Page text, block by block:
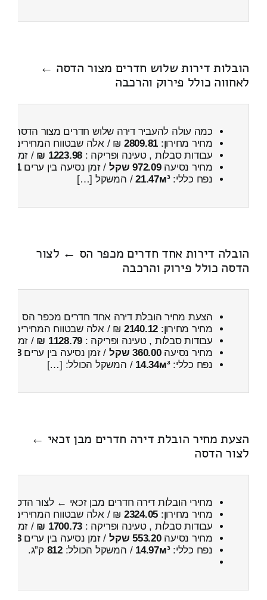
הובלות דירות שלוש חדרים מצור הדסה ←
לאחווה כולל פירוק והרכבה
כמה עולה להעביר דירה שלוש חדרים מצור הדסה
מחיר מחירון: 2809.81 ₪ / אלה שבטווח המחירים
עבודות סבלות , טעינה ופריקה : 1223.98 ₪ / זמן :
מחיר נסיעה972.09 שקל / זמן נסיעה בין ערים1 שעות , 20 דקות
נפח כללי:21.47м³/ המשקל […]
הובלה דירות אחד חדרים מכפר הס ← לצור
הדסה כולל פירוק והרכבה
הצעת מחיר הובלת דירה אחד חדרים מכפר הס ←
מחיר מחירון: 2140.12 ₪ / אלה שבטווח המחירים
עבודות סבלות , טעינה ופריקה : 1128.79 ₪ / זמן :
מחיר נסיעה360.00 שקל / זמן נסיעה בין ערים38 דקות
נפח כללי:14.34м³ / המשקל הכולל: […]
הצעת מחיר הובלת דירה חדרים מבן זכאי ←
לצור הדסה
מחירי הובלות דירה חדרים מבן זכאי ← לצור הדסה
מחיר מחירון: 2324.05 ₪ / אלה שבטווח המחירים
עבודות סבלות , טעינה ופריקה : 1700.73 ₪ / זמן :
מחיר נסיעה553.20 שקל / זמן נסיעה בין ערים58 דקות
נפח כללי:14.97м³ / המשקל הכולל:812 ק”ג.